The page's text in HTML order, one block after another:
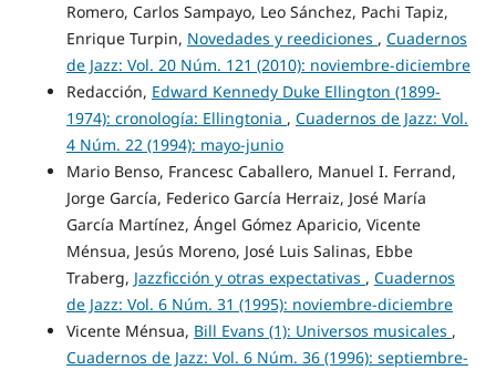
Romero, Carlos Sampayo, Leo Sánchez, Pachi Tapiz,
Enrique Turpin, Novedades y reediciones , Cuadernos
de Jazz: Vol. 20 Núm. 121 (2010): noviembre-diciembre
Redacción, Edward Kennedy Duke Ellington (1899-
1974): cronología: Ellingtonia , Cuadernos de Jazz: Vol.
4 Núm. 22 (1994): mayo-junio
Mario Benso, Francesc Caballero, Manuel I. Ferrand,
Jorge García, Federico García Herraiz, José María
García Martínez, Ángel Gómez Aparicio, Vicente
Ménsua, Jesús Moreno, José Luis Salinas, Ebbe
Traberg, Jazzficción y otras expectativas , Cuadernos
de Jazz: Vol. 6 Núm. 31 (1995): noviembre-diciembre
Vicente Ménsua, Bill Evans (1): Universos musicales ,
Cuadernos de Jazz: Vol. 6 Núm. 36 (1996): septiembre-